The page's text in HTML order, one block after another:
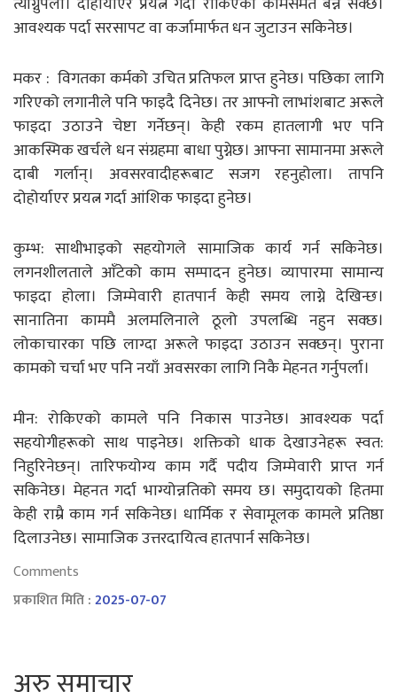
आवश्यक पर्दा सरसापट वा कर्जामार्फत धन जुटाउन सकिनेछ।
मकर : विगतका कर्मको उचित प्रतिफल प्राप्त हुनेछ। पछिका लागि
गरिएको लगानीले पनि फाइदै दिनेछ। तर आफ्नो लाभांशबाट अरूले
फाइदा उठाउने चेष्टा गर्नेछन्। केही रकम हातलागी भए पनि
आकस्मिक खर्चले धन संग्रहमा बाधा पुग्नेछ। आफ्ना सामानमा अरूले
दाबी गर्लान्। अवसरवादीहरूबाट सजग रहनुहोला। तापनि
दोहोर्याएर प्रयत्न गर्दा आंशिक फाइदा हुनेछ।
कुम्भ: साथीभाइको सहयोगले सामाजिक कार्य गर्न सकिनेछ।
लगनशीलताले आँटेको काम सम्पादन हुनेछ। व्यापारमा सामान्य
फाइदा हाेला। जिम्मेवारी हातपार्न केही समय लाग्ने देखिन्छ।
सानातिना काममै अलमलिनाले ठूलो उपलब्धि नहुन सक्छ।
लोकाचारका पछि लाग्दा अरूले फाइदा उठाउन सक्छन्। पुराना
कामको चर्चा भए पनि नयाँ अवसरका लागि निकै मेहनत गर्नुपर्ला।
मीन: रोकिएको कामले पनि निकास पाउनेछ। आवश्यक पर्दा
सहयोगीहरूको साथ पाइनेछ। शक्तिको धाक देखाउनेहरू स्वत:
निहुरिनेछन्। तारिफयोग्य काम गर्दै पदीय जिम्मेवारी प्राप्त गर्न
सकिनेछ। मेहनत गर्दा भाग्योन्नतिको समय छ। समुदायको हितमा
केही राम्रै काम गर्न सकिनेछ। धार्मिक र सेवामूलक कामले प्रतिष्ठा
दिलाउनेछ। सामाजिक उत्तरदायित्व हातपार्न सकिनेछ।
Comments
प्रकाशित मिति :2025-07-07